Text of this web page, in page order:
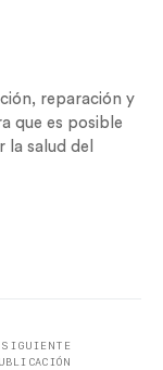
reparación y
que es posible
salud del
SIGUIENTE